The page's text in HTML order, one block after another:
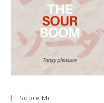
Sobre Mi